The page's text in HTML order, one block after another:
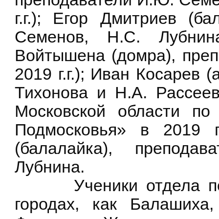
г.г.); Егор Дмитриев
Семенов, Н.С.
Войтышена (домра),
2019 г.г.); Иван Косарев
Тихонова и Н.А.
Московской области
Подмосковья» в 2019
(балалайка), п
Лубнина.
Ученики отдела
городах, как